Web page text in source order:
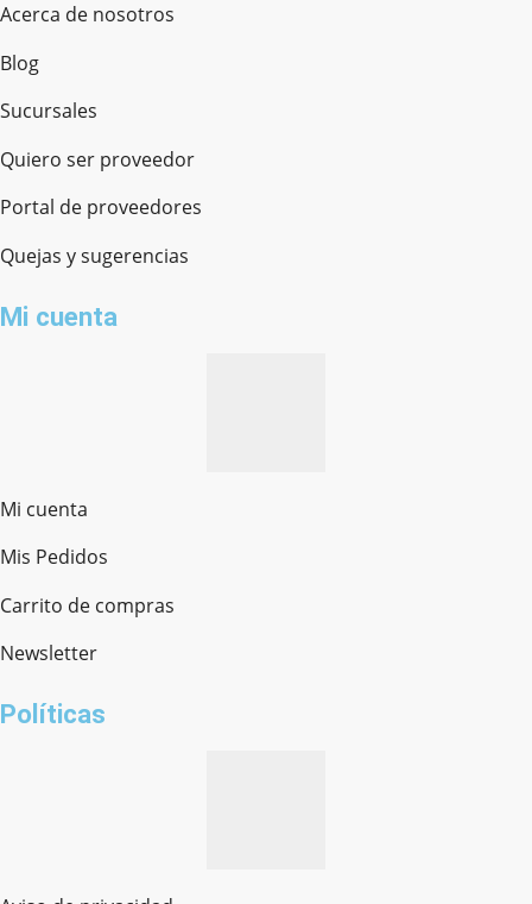
Acerca de nosotros
Blog
Sucursales
Quiero ser proveedor
Portal de proveedores
Quejas y sugerencias
Mi cuenta
Mi cuenta
Mis Pedidos
Carrito de compras
Newsletter
Políticas